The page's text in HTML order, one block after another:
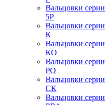
Вальцовки серии
5Р
Вальцовки серии
К
Вальцовки серии
КО
Вальцовки серии
РО
Вальцовки серии
СК
Вальцовки серии